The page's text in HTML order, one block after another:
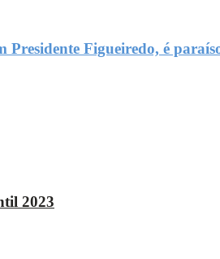
Figueiredo, é
2023